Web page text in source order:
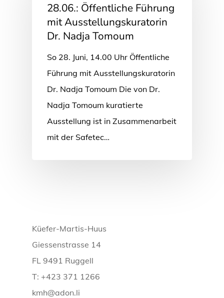
28.06.: Öffentliche Führung
mit Ausstellungskuratorin
Dr. Nadja Tomoum
So 28. Juni, 14.00 Uhr Öffentliche
Führung mit Ausstellungskuratorin
Dr. Nadja Tomoum Die von Dr.
Nadja Tomoum kuratierte
Ausstellung ist in Zusammenarbeit
mit der Safetec…
Küefer-Martis-Huus
Giessenstrasse 14
FL 9491 Ruggell
T: +423 371 1266
kmh@adon.li